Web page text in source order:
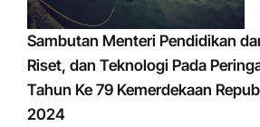
Sambutan Menteri Pendidikan
Riset, dan Teknologi Pada
Tahun Ke 79 Kemerdekaan
2024